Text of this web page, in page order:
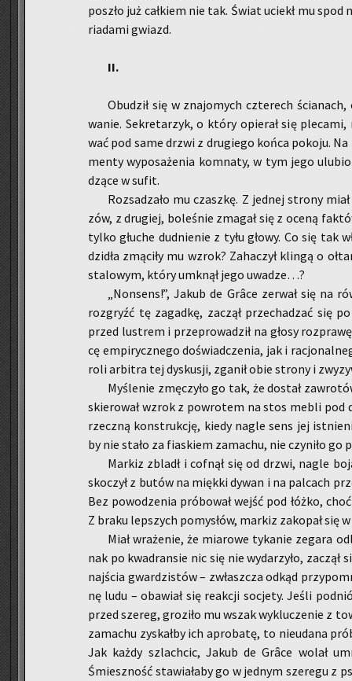
po­szło już cał­kiem nie tak. Świat uciekł mu spod
ria­da­mi gwiazd.
II.
Obu­dził się w zna­jo­mych czte­rech
wa­nie. Se­kre­ta­rzyk, o który opie­rał się
wać pod same drzwi z dru­gie­go końca po­ko­ju.
men­ty wy­po­sa­że­nia kom­na­ty, w tym jego
dzą­ce w sufit.
Roz­sa­dza­ło mu czasz­kę. Z jed­nej stro­ny
zów, z dru­giej, bo­le­śnie zma­gał się z oceną
tylko głu­che dud­nie­nie z tyłu głowy. Co się tak
dzi­dła zmą­ci­ły mu wzrok? Za­ha­czył klin­gą o
sta­lo­wym, który umknął jego uwa­dze…?
„Non­sens!”, Jakub de Grâce ze­rwał się na
roz­gryźć tę za­gad­kę, za­czął prze­cha­dzać się
przed lu­strem i prze­pro­wa­dził na głosy
cę em­pi­rycz­ne­go do­świad­cze­nia, jak i
roli ar­bi­tra tej dys­ku­sji, zga­nił obie stro­ny i
My­śle­nie zmę­czy­ło go tak, że do­stał
skie­ro­wał wzrok z po­wro­tem na stos mebli
rzecz­ną kon­struk­cję, kiedy nagle sens jej
by nie stało za fia­skiem za­ma­chu, nie czy­ni­ło
Mar­kiz zbladł i cof­nął się od drzwi, nagle
sko­czył z butów na mięk­ki dywan i na pal­cach
Bez po­wo­dze­nia pró­bo­wał wejść pod łóżko,
Z braku lep­szych po­my­słów, mar­kiz za­ko­pał się
Miał wra­że­nie, że mia­ro­we ty­ka­nie ze­ga­ra
nak po kwa­dran­sie nic się nie wy­da­rzy­ło, za­czął
naj­ścia gwar­dzi­stów – zwłasz­cza odkąd
nę ludu – oba­wiał się re­ak­cji so­cje­ty. Jeśli
przed sze­reg, gro­zi­ło mu wszak wy­klu­cze­nie z
za­ma­chu zy­skał­by ich apro­ba­tę, to nie­uda­na
Jak każdy szlach­cic, Jakub de Grâce wolał
Śmiesz­ność sta­wia­ła­by go w jed­nym sze­re­gu z